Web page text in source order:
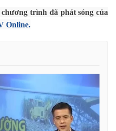
Infographic
Shorts video
trình đã phát sóng của
Online.